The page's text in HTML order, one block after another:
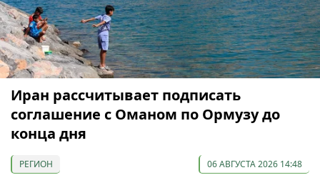
Иран рассчитывает подписать
соглашение с Оманом по Ормузу до
конца дня
РЕГИОН 06 АВГУСТА 2026 14:48